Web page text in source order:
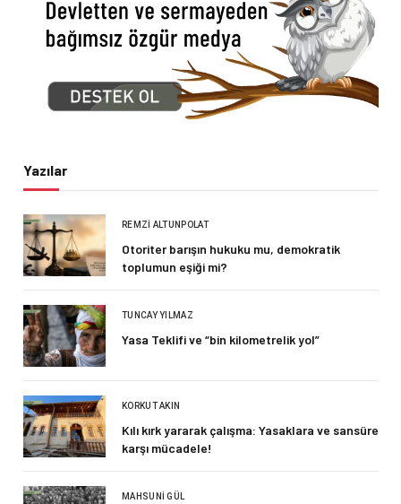
Yazılar
REMZI ALTUNPOLAT
Otoriter barışın hukuku mu, demokratik
toplumun eşiği mi?
TUNCAY YILMAZ
Yasa Teklifi ve “bin kilometrelik yol”
KORKUT AKIN
Kılı kırk yararak çalışma: Yasaklara ve sansüre
karşı mücadele!
MAHSUNI GÜL